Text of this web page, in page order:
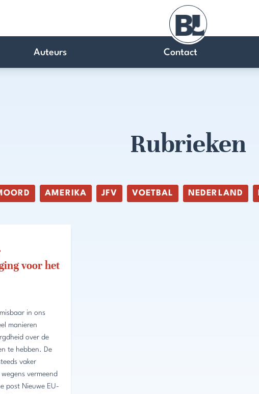
Auteurs Contact
Rubrieken
AMERIKA JFV VOETBAL NEDERLAND
voor het
in ons
manieren
over de
te hebben. De
vaker
vermeend
post Nieuwe EU-